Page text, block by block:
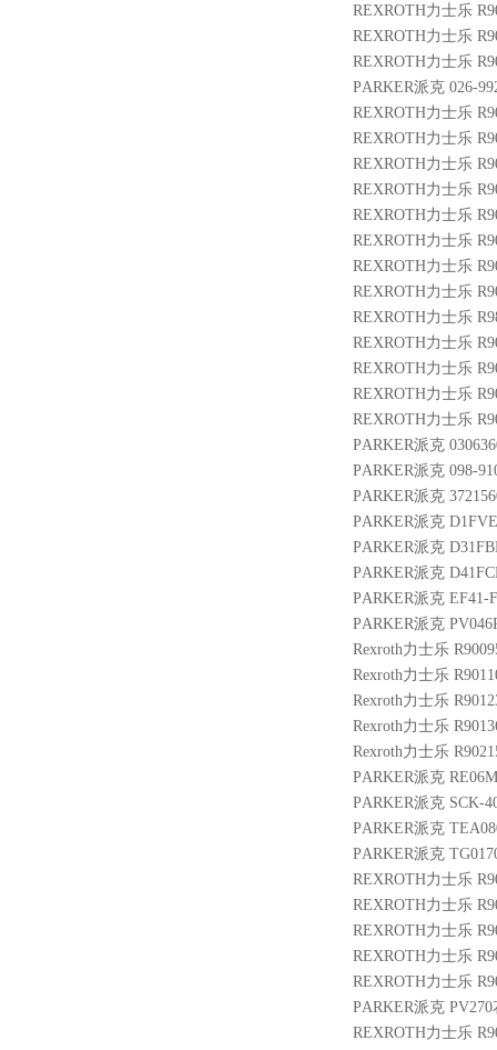
REXROTH力士乐
REXROTH力士乐
REXROTH力士乐
PARKER派克 026-
REXROTH力士乐
REXROTH力士乐
REXROTH力士乐
REXROTH力士乐
REXROTH力士乐
REXROTH力士乐
REXROTH力士乐
REXROTH力士乐
REXROTH力士乐
REXROTH力士乐
REXROTH力士乐
REXROTH力士乐
REXROTH力士乐
PARKER派克
PARKER派克 098-
PARKER派克
PARKER派克
PARKER派克
PARKER派克
PARKER派克 EF41-
PARKER派克
Rexroth力士乐
Rexroth力士乐
Rexroth力士乐
Rexroth力士乐
Rexroth力士乐
PARKER派克
PARKER派克 SCK-
PARKER派克
PARKER派克
REXROTH力士乐
REXROTH力士乐
REXROTH力士乐
REXROTH力士乐
REXROTH力士乐
PARKER派克
REXROTH力士乐